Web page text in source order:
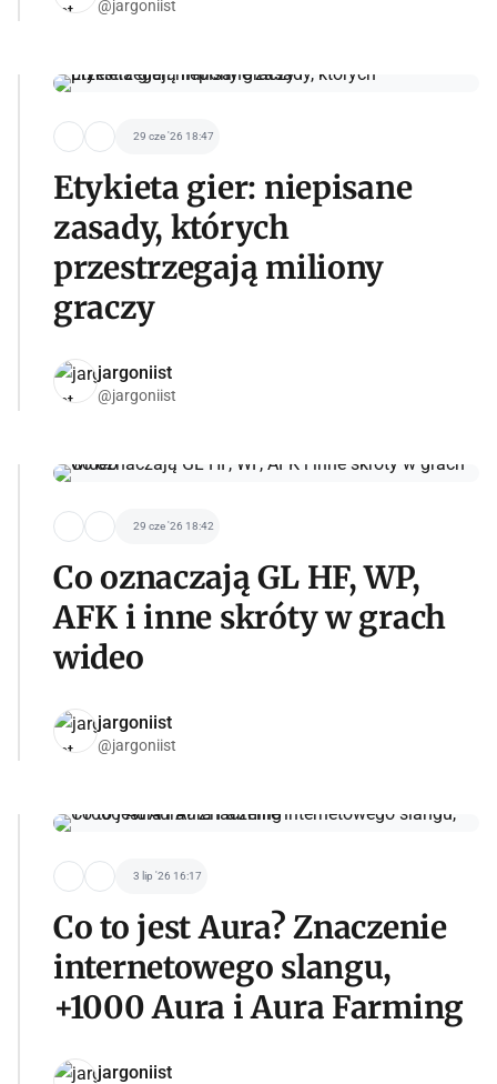
@jargoniist
29 cze '26 18:47
Etykieta gier: niepisane
zasady, których
przestrzegają miliony
graczy
jargoniist
@jargoniist
29 cze '26 18:42
Co oznaczają GL HF, WP,
AFK i inne skróty w grach
wideo
jargoniist
@jargoniist
3 lip '26 16:17
Co to jest Aura? Znaczenie
internetowego slangu,
+1000 Aura i Aura Farming
jargoniist